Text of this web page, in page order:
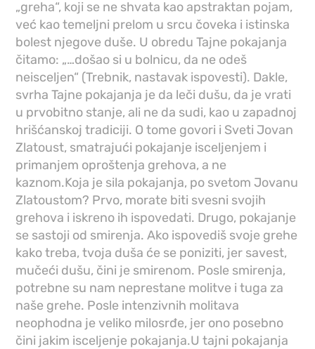
„greha“, koji se ne shvata kao apstraktan pojam,
već kao temeljni prelom u srcu čoveka i istinska
bolest njegove duše. U obredu Tajne pokajanja
čitamo: „…došao si u bolnicu, da ne odeš
neisceljen“ (Trebnik, nastavak ispovesti). Dakle,
svrha Tajne pokajanja je da leči dušu, da je vrati
u prvobitno stanje, ali ne da sudi, kao u zapadnoj
hrišćanskoj tradiciji. O tome govori i Sveti Jovan
Zlatoust, smatrajući pokajanje isceljenjem i
primanjem oproštenja grehova, a ne
kaznom.Koja je sila pokajanja, po svetom Jovanu
Zlatoustom? Prvo, morate biti svesni svojih
grehova i iskreno ih ispovedati. Drugo, pokajanje
se sastoji od smirenja. Ako ispovediš svoje grehe
kako treba, tvoja duša će se poniziti, jer savest,
mučeći dušu, čini je smirenom. Posle smirenja,
potrebne su nam neprestane molitve i tuga za
naše grehe. Posle intenzivnih molitava
neophodna je veliko milosrđe, jer ono posebno
čini jakim isceljenje pokajanja.U tajni pokajanja